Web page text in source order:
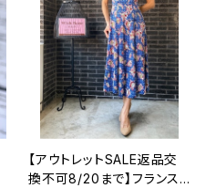
【アウトレットSALE返品交
換不可8/20まで】フランス